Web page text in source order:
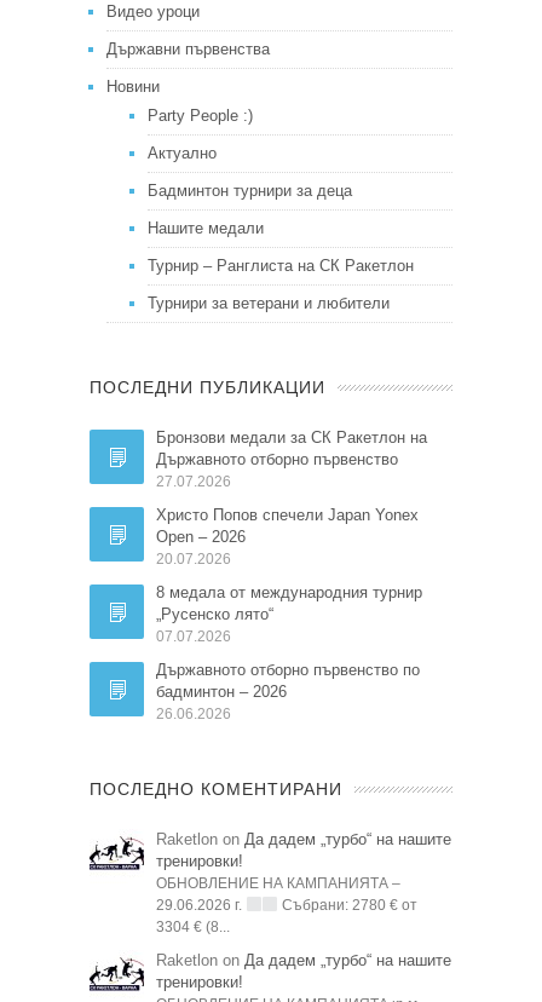
Видео уроци
Държавни първенства
Новини
Party People :)
Актуално
Бадминтон турнири за деца
Нашите медали
Турнир – Ранглиста на СК Ракетлон
Турнири за ветерани и любители
ПОСЛЕДНИ ПУБЛИКАЦИИ
Бронзови медали за СК Ракетлон на
Държавното отборно първенство
27.07.2026
Христо Попов спечели Japan Yonex
Open – 2026
20.07.2026
8 медала от международния турнир
„Русенско лято“
07.07.2026
Държавното отборно първенство по
бадминтон – 2026
26.06.2026
ПОСЛЕДНО КОМЕНТИРАНИ
Raketlon on Да дадем „турбо“ на нашите
тренировки!
ОБНОВЛЕНИЕ НА КАМПАНИЯТА –
29.06.2026 г.
Събрани: 2780 € от
3304 € (8...
Raketlon on Да дадем „турбо“ на нашите
тренировки!